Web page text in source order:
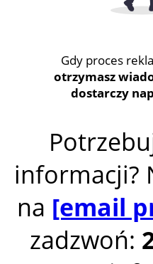
Gdy proces
otrzymasz
dostarczy
informacji?
na [email
zadzwoń: